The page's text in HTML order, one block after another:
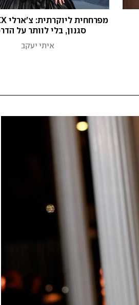
סגנון, בלי לוותר על
איתי יעקב